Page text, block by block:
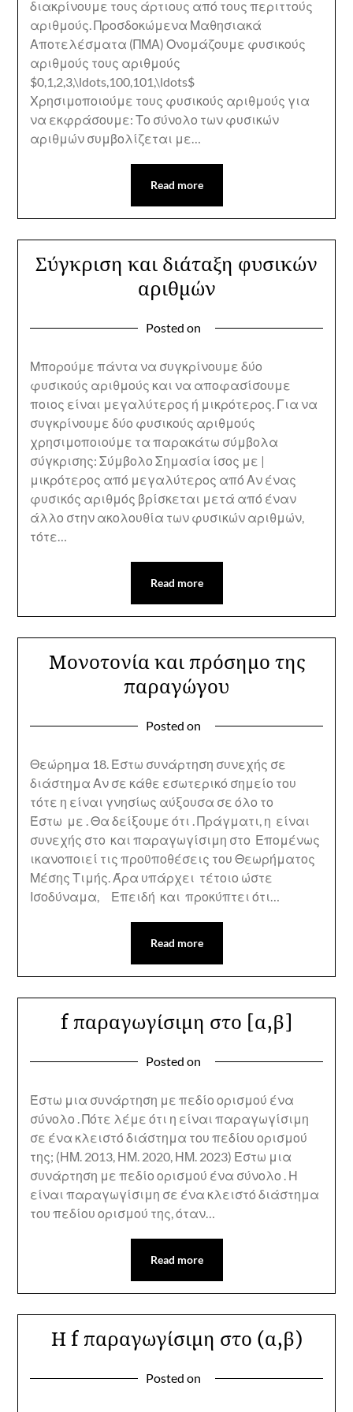
διακρίνουμε τους άρτιους από τους περιττούς
αριθμούς. Προσδοκώμενα Μαθησιακά
Αποτελέσματα (ΠΜΑ) Ονομάζουμε φυσικούς
αριθμούς τους αριθμούς
$0,1,2,3,\ldots,100,101,\ldots$
Χρησιμοποιούμε τους φυσικούς αριθμούς για
να εκφράσουμε: Το σύνολο των φυσικών
αριθμών συμβολίζεται με…
Read more
Σύγκριση και διάταξη φυσικών
αριθμών
Posted on
Μπορούμε πάντα να συγκρίνουμε δύο
φυσικούς αριθμούς και να αποφασίσουμε
ποιος είναι μεγαλύτερος ή μικρότερος. Για να
συγκρίνουμε δύο φυσικούς αριθμούς
χρησιμοποιούμε τα παρακάτω σύμβολα
σύγκρισης: Σύμβολο Σημασία ίσος με |
μικρότερος από μεγαλύτερος από Αν ένας
φυσικός αριθμός βρίσκεται μετά από έναν
άλλο στην ακολουθία των φυσικών αριθμών,
τότε…
Read more
Μονοτονία και πρόσημο της
παραγώγου
Posted on
Θεώρημα 18. Έστω συνάρτηση συνεχής σε
διάστημα Αν σε κάθε εσωτερικό σημείο του
τότε η είναι γνησίως αύξουσα σε όλο το
Έστω με . Θα δείξουμε ότι . Πράγματι, η είναι
συνεχής στο και παραγωγίσιμη στο Επομένως
ικανοποιεί τις προϋποθέσεις του Θεωρήματος
Μέσης Τιμής. Άρα υπάρχει τέτοιο ώστε
Ισοδύναμα, Επειδή και προκύπτει ότι…
Read more
f παραγωγίσιμη στο [α,β]
Posted on
Έστω μια συνάρτηση με πεδίο ορισμού ένα
σύνολο . Πότε λέμε ότι η είναι παραγωγίσιμη
σε ένα κλειστό διάστημα του πεδίου ορισμού
της; (ΗΜ. 2013, ΗΜ. 2020, ΗΜ. 2023) Έστω μια
συνάρτηση με πεδίο ορισμού ένα σύνολο . Η
είναι παραγωγίσιμη σε ένα κλειστό διάστημα
του πεδίου ορισμού της, όταν…
Read more
Η f παραγωγίσιμη στο (α,β)
Posted on